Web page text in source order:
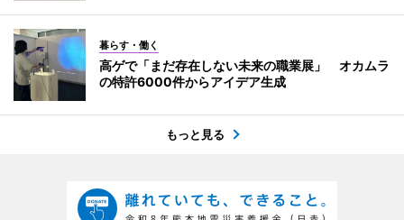
暮らす・働く
高ゲで「まだ存在しない未来の職業展」 オカムラ
の特許6000件からアイデア生成
もっと見る